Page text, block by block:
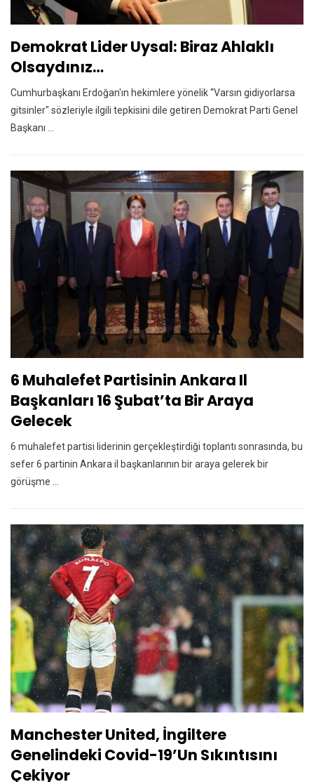
Demokrat Lider Uysal: Biraz Ahlaklı
Olsaydınız…
Cumhurbaşkanı Erdoğan'ın hekimlere yönelik “Varsın gidiyorlarsa
gitsinler" sözleriyle ilgili tepkisini dile getiren Demokrat Parti Genel
Başkanı ...
6 Muhalefet Partisinin Ankara Il
Başkanları 16 Şubat’ta Bir Araya
Gelecek
6 muhalefet partisi liderinin gerçekleştirdiği toplantı sonrasında, bu
sefer 6 partinin Ankara il başkanlarının bir araya gelerek bir
görüşme ...
Manchester United, İngiltere
Genelindeki Covid-19’un Sıkıntısını
Çekiyor